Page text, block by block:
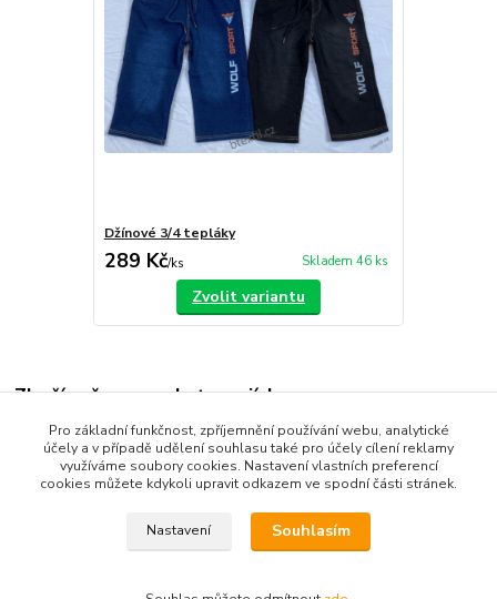
Džínové 3/4 tepláky
289 Kč/ks Skladem 46 ks
Zvolit variantu
Zboží zařazeno v kategoriích
Dětské oblečení
Dětské kalhoty
Pro základní funkčnost, zpříjemnění používání webu, analytické
účely a v případě udělení souhlasu také pro účely cílení reklamy
využíváme soubory cookies. Nastavení vlastních preferencí
cookies můžete kdykoli upravit odkazem ve spodní části stránek.
Nastavení Souhlasím